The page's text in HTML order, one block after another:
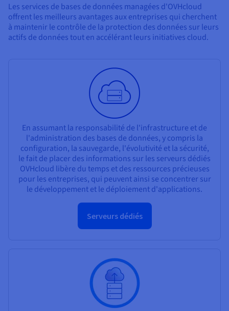
Les services de bases de données managées d'OVHcloud
offrent les meilleurs avantages aux entreprises qui cherchent
à maintenir le contrôle de la protection des données sur leurs
actifs de données tout en accélérant leurs initiatives cloud.
En assumant la responsabilité de l'infrastructure et de
l'administration des bases de données, y compris la
configuration, la sauvegarde, l'évolutivité et la sécurité,
le fait de placer des informations sur les serveurs dédiés
OVHcloud libère du temps et des ressources précieuses
pour les entreprises, qui peuvent ainsi se concentrer sur
le développement et le déploiement d'applications.
Serveurs dédiés